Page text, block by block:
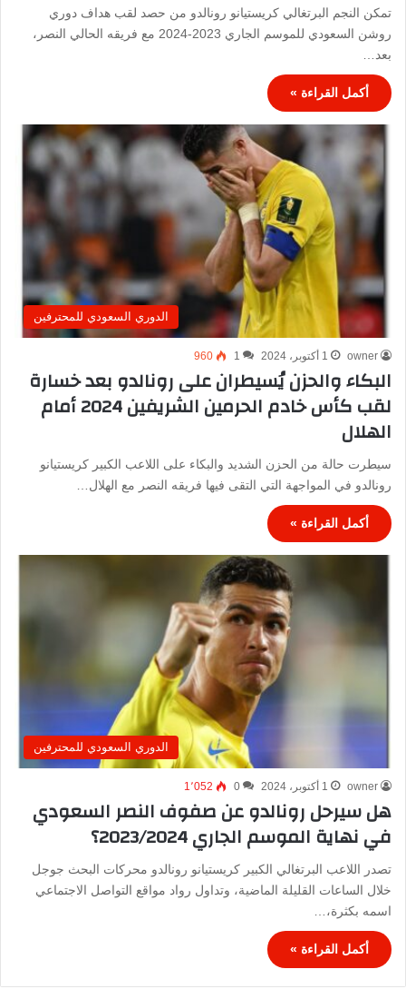
تمكن النجم البرتغالي كريستيانو رونالدو من حصد لقب هداف دوري
روشن السعودي للموسم الجاري 2023-2024 مع فريقه الحالي النصر،
بعد…
أكمل القراءة »
الدوري السعودي للمحترفين
owner 1 أكتوبر، 2024 1
960
البكاء والحزن يُسيطران على رونالدو بعد خسارة
لقب كأس خادم الحرمين الشريفين 2024 أمام
الهلال
سيطرت حالة من الحزن الشديد والبكاء على اللاعب الكبير كريستيانو
رونالدو في المواجهة التي التقى فيها فريقه النصر مع الهلال…
أكمل القراءة »
الدوري السعودي للمحترفين
owner 1 أكتوبر، 2024 0 1٬052
هل سيرحل رونالدو عن صفوف النصر السعودي
في نهاية الموسم الجاري 2023/2024؟
تصدر اللاعب البرتغالي الكبير كريستيانو رونالدو محركات البحث جوجل
خلال الساعات القليلة الماضية، وتداول رواد مواقع التواصل الاجتماعي
اسمه بكثرة،…
أكمل القراءة »